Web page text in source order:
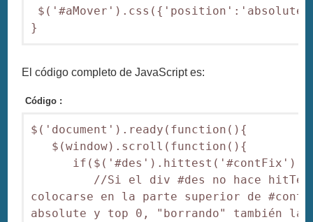
El código completo de JavaScript es:
Código :
$('document').ready(function(){
$(window).scroll(function(){
if($('#des').hittest('#contFix')
//Si el div #des no hace hitTest
colocarse en la parte superior de
absolute y top 0, "borrando" también la